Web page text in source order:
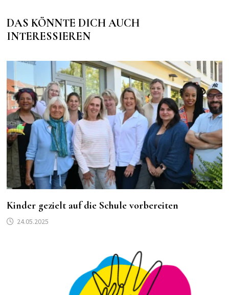
DAS KÖNNTE DICH AUCH
INTERESSIEREN
Kinder gezielt auf die Schule vorbereiten
24.05.2025